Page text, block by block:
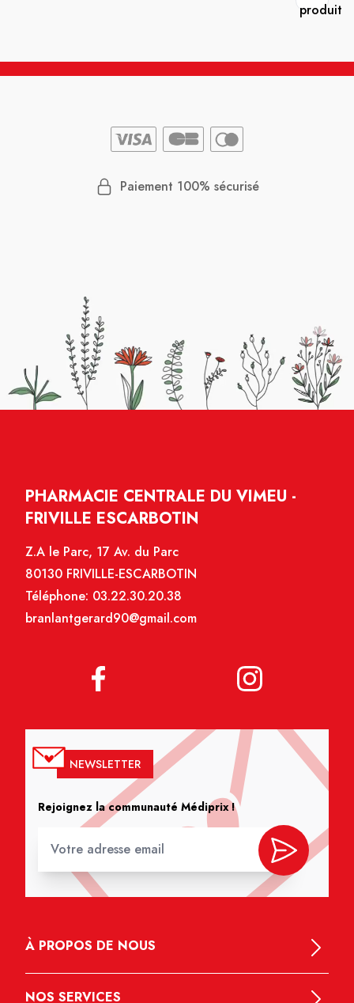
Paiement 100% sécurisé
PHARMACIE CENTRALE DU VIMEU -
FRIVILLE ESCARBOTIN
Z.A le Parc, 17 Av. du Parc
80130 FRIVILLE-ESCARBOTIN
Téléphone: 03.22.30.20.38
branlantgerard90@gmail.com
NEWSLETTER
Rejoignez la communauté Médiprix !
À PROPOS DE NOUS
NOS SERVICES